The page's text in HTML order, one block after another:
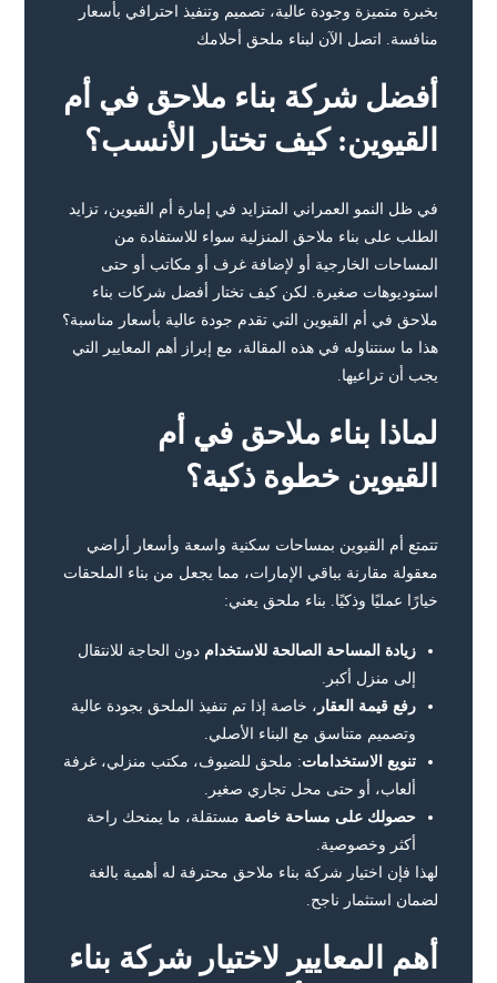
بخبرة متميزة وجودة عالية، تصميم وتنفيذ احترافي بأسعار
منافسة. اتصل الآن لبناء ملحق أحلامك
أفضل شركة بناء ملاحق في أم
القيوين: كيف تختار الأنسب؟
في ظل النمو العمراني المتزايد في إمارة أم القيوين، تزايد
الطلب على بناء ملاحق المنزلية سواء للاستفادة من
المساحات الخارجية أو لإضافة غرف أو مكاتب أو حتى
استوديوهات صغيرة. لكن كيف تختار أفضل شركات بناء
ملاحق في أم القيوين التي تقدم جودة عالية بأسعار مناسبة؟
هذا ما سنتناوله في هذه المقالة، مع إبراز أهم المعايير التي
يجب أن تراعيها.
لماذا بناء ملاحق في أم
القيوين خطوة ذكية؟
تتمتع أم القيوين بمساحات سكنية واسعة وأسعار أراضي
معقولة مقارنة بباقي الإمارات، مما يجعل من بناء الملحقات
خيارًا عمليًا وذكيًا. بناء ملحق يعني:
زيادة المساحة الصالحة للاستخدام دون الحاجة للانتقال
إلى منزل أكبر.
رفع قيمة العقار ، خاصة إذا تم تنفيذ الملحق بجودة عالية
وتصميم متناسق مع البناء الأصلي.
تنويع الاستخدامات: ملحق للضيوف، مكتب منزلي، غرفة
ألعاب، أو حتى محل تجاري صغير.
حصولك على مساحة خاصة مستقلة، ما يمنحك راحة
أكثر وخصوصية.
لهذا فإن اختيار شركة بناء ملاحق محترفة له أهمية بالغة
لضمان استثمار ناجح.
أهم المعايير لاختيار شركة بناء